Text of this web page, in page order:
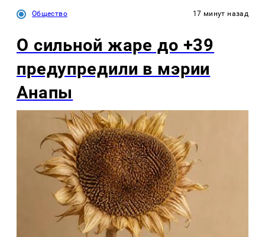
Общество 17 минут назад
О сильной жаре до +39
предупредили в мэрии
Анапы